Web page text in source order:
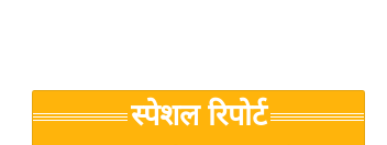
Breaking
News in
जगत
स्पेशल रिपोर्ट